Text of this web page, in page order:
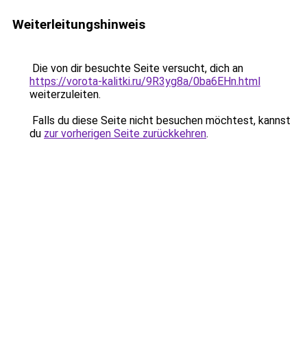
Weiterleitungshinweis
Die von dir besuchte Seite versucht, dich an
https://vorota-kalitki.ru/9R3yg8a/0ba6EHn.html
weiterzuleiten.
Falls du diese Seite nicht besuchen möchtest, kannst
du zur vorherigen Seite zurückkehren.